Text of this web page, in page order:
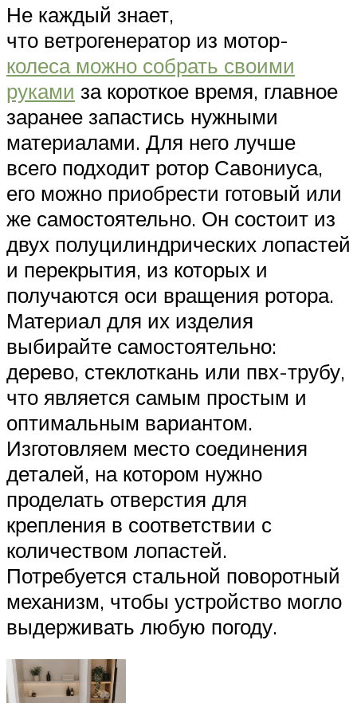
Не каждый знает,
что ветрогенератор из мотор-
колеса можно собрать своими
руками за короткое время, главное
заранее запастись нужными
материалами. Для него лучше
всего подходит ротор Савониуса,
его можно приобрести готовый или
же самостоятельно. Он состоит из
двух полуцилиндрических лопастей
и перекрытия, из которых и
получаются оси вращения ротора.
Материал для их изделия
выбирайте самостоятельно:
дерево, стеклоткань или пвх-трубу,
что является самым простым и
оптимальным вариантом.
Изготовляем место соединения
деталей, на котором нужно
проделать отверстия для
крепления в соответствии с
количеством лопастей.
Потребуется стальной поворотный
механизм, чтобы устройство могло
выдерживать любую погоду.